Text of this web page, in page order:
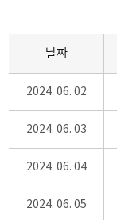
날짜
2024. 06. 02
2024. 06. 03
2024. 06. 04
2024. 06. 05